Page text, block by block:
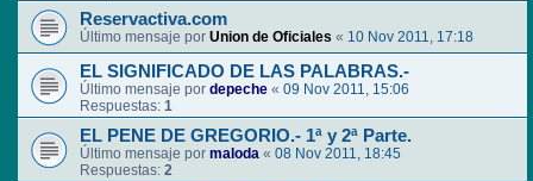
Reservactiva.com
Último mensaje por Union de Oficiales « 10 Nov 2011, 17:18
EL SIGNIFICADO DE LAS PALABRAS.-
Último mensaje por depeche « 09 Nov 2011, 15:06
Respuestas: 1
EL PENE DE GREGORIO.- 1ª y 2ª Parte.
Último mensaje por maloda « 08 Nov 2011, 18:45
Respuestas: 2